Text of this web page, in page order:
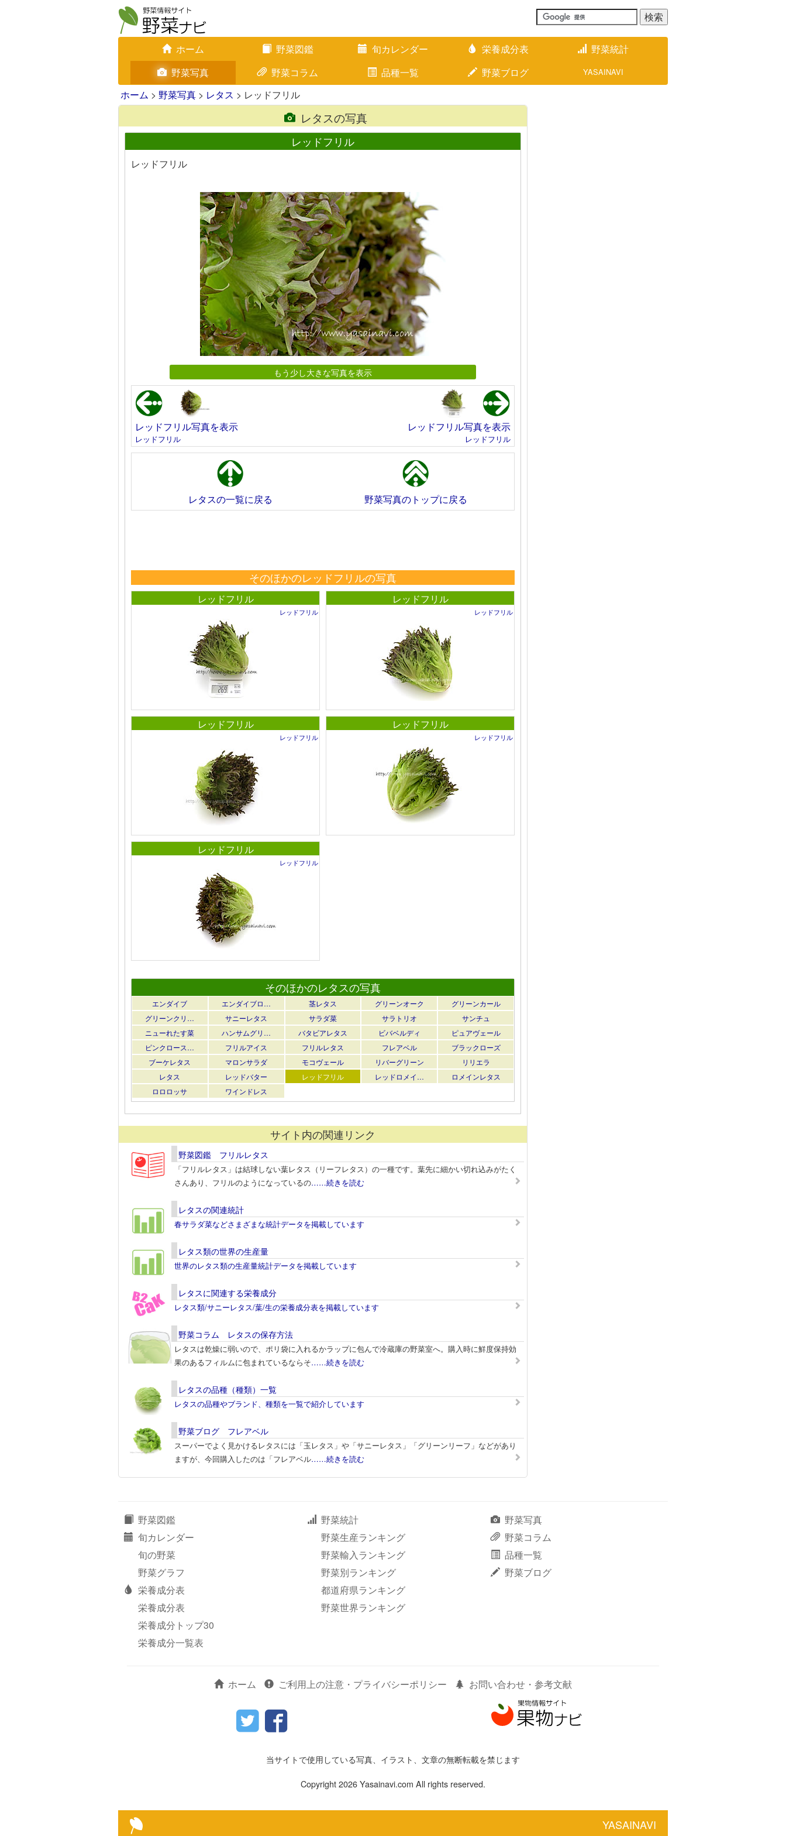
ホーム 野菜図鑑 旬カレンダー 栄養成分表
野菜統計
野菜写真
野菜コラム 品種一覧 野菜ブログ YASAINAVI
ホーム > 野菜写真 > レタス > レッドフリル
レタスの写真
レッドフリル
レッドフリル
もう少し大きな写真を表示
レッドフリル写真を表示
レッドフリル
レッドフリル写真を表示
レッドフリル
レタスの一覧に戻る 野菜写真のトップに戻る
そのほかのレッドフリルの写真
レッドフリル
レッドフリル
レッドフリル
レッドフリル
レッドフリル
レッドフリル
レッドフリル
レッドフリル
レッドフリル
レッドフリル
そのほかのレタスの写真
エンダイブ エンダイブロ… 茎レタス グリーンオーク
グリーンカール
グリーンクリ…
サニーレタス サラダ菜 サラトリオ
サンチュ
ニューれたす菜
ハンサムグリ… バタビアレタス ビバベルディ
ピュアヴェール
ピンクロース…
フリルアイス フリルレタス フレアベル
ブラックローズ
ブーケレタス
マロンサラダ モコヴェール リバーグリーン
リリエラ
レタス
レッドバター レッドフリル レッドロメイ…
ロメインレタス
ロロロッサ
ワインドレス
サイト内の関連リンク
野菜図鑑 フリルレタス
「フリルレタス」は結球しない葉レタス（リーフレタス）の一種です。葉先に細かい切れ込みがたく
さんあり、フリルのようになっているの……続きを読む
レタスの関連統計
春サラダ菜などさまざまな統計データを掲載しています
レタス類の世界の生産量
世界のレタス類の生産量統計データを掲載しています
レタスに関連する栄養成分
レタス類/サニーレタス/葉/生の栄養成分表を掲載しています
野菜コラム レタスの保存方法
レタスは乾燥に弱いので、ポリ袋に入れるかラップに包んで冷蔵庫の野菜室へ。購入時に鮮度保持効
果のあるフィルムに包まれているならそ……続きを読む
レタスの品種（種類）一覧
レタスの品種やブランド、種類を一覧で紹介しています
野菜ブログ フレアベル
スーパーでよく見かけるレタスには「玉レタス」や「サニーレタス」「グリーンリーフ」などがあり
ますが、今回購入したのは「フレアベル……続きを読む
野菜図鑑
旬カレンダー
旬の野菜
野菜グラフ
栄養成分表
栄養成分表
栄養成分トップ30
栄養成分一覧表
野菜統計
野菜生産ランキング
野菜輸入ランキング
野菜別ランキング
都道府県ランキング
野菜世界ランキング
野菜写真
野菜コラム
品種一覧
野菜ブログ
ホーム ご利用上の注意・プライバシーポリシー お問い合わせ・参考文献
当サイトで使用している写真、イラスト、文章の無断転載を禁じます
Copyright 2026 Yasainavi.com All rights reserved.
YASAINAVI